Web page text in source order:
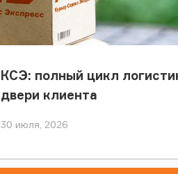
КСЭ: полный цикл
двери клиента
30 июля, 2026